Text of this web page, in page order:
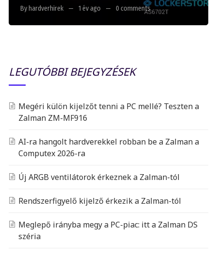
By hardverhirek 1 év ago 0 comments
LEGUTÓBBI BEJEGYZÉSEK
Megéri külön kijelzőt tenni a PC mellé? Teszten a
Zalman ZM-MF916
AI-ra hangolt hardverekkel robban be a Zalman a
Computex 2026-ra
Új ARGB ventilátorok érkeznek a Zalman-tól
Rendszerfigyelő kijelző érkezik a Zalman-tól
Meglepő irányba megy a PC-piac: itt a Zalman DS
széria